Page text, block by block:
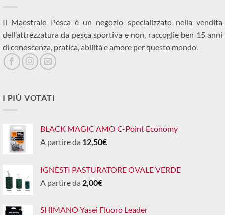
Il Maestrale Pesca è un negozio specializzato nella vendita
dell’attrezzatura da pesca sportiva e non, raccoglie ben 15 anni
di conoscenza, pratica, abilità e amore per questo mondo.
I PIÙ VOTATI
BLACK MAGIC AMO C-Point Economy
A partire da 12,50€
IGNESTI PASTURATORE OVALE VERDE
A partire da 2,00€
SHIMANO Yasei Fluoro Leader